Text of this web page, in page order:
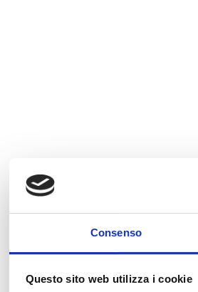
Consenso
Questo sito web utilizza i cookie